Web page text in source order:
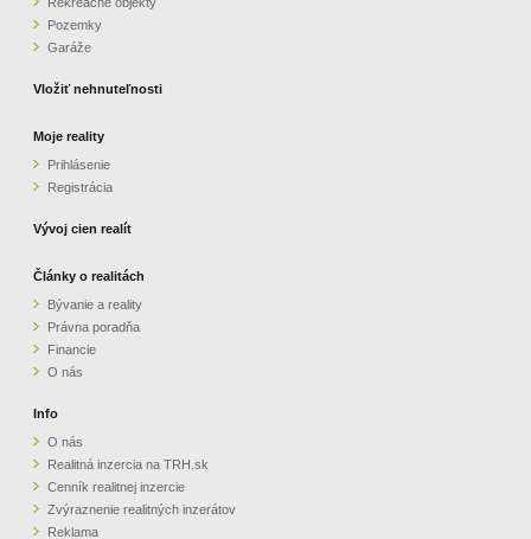
ZVÝRAZNENIE REALITNÝCH INZERÁTOV
PARTNERI
OBCHODNÉ PODMIENKY
KONTAKT
Pozemky
Garáže
Vložiť nehnuteľnosti
Moje reality
Prihlásenie
Registrácia
Vývoj cien realít
Články o realitách
Bývanie a reality
Právna poradňa
Financie
O nás
Info
O nás
Realitná inzercia na TRH.sk
Cenník realitnej inzercie
Zvýraznenie realitných inzerátov
Reklama